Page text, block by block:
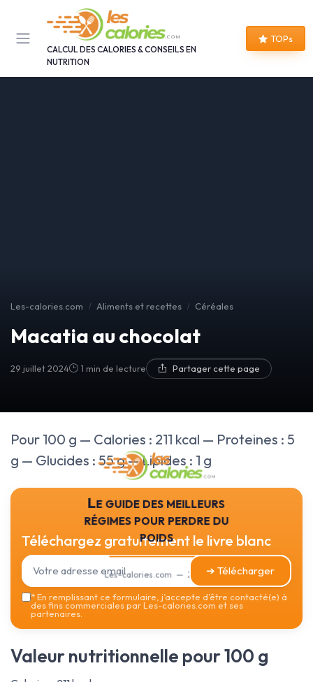
CALCUL DES CALORIES & CONSEILS EN
NUTRITION
TOPs
Les-calories.com Aliments et recettes Céréales
Macatia au chocolat
29 juillet 2024 1 min de lecture Partager cette page
Pour 100 g — Calories : 211 kcal — Proteines : 5
g — Glucides : 55 g — Lipides : 1 g
Le guide des meilleurs
régimes pour perdre du
poids
Les-calories.com — 2026
Téléchargez gratuitement le livre blanc
➔ Télécharger
*En remplissant ce formulaire, j’accepte d’être contacté(e) à
des fins commerciales par Les-calories.com et ses
partenaires.
Valeur nutritionnelle pour 100 g
Panneau de gestion des cookies